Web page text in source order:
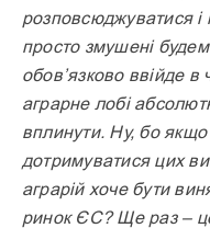
розповсюджуватися і
просто змушені
обов’язково ввійде в
аграрне лобі
вплинути. Ну, бо
дотримуватися цих
аграрій хоче бути
ринок ЄС? Ще раз –